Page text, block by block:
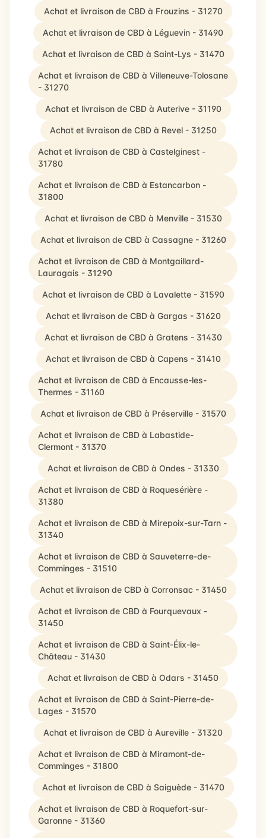
Achat et livraison de CBD à Frouzins - 31270
Achat et livraison de CBD à Léguevin - 31490
Achat et livraison de CBD à Saint-Lys - 31470
Achat et livraison de CBD à Villeneuve-Tolosane
- 31270
Achat et livraison de CBD à Auterive - 31190
Achat et livraison de CBD à Revel - 31250
Achat et livraison de CBD à Castelginest -
31780
Achat et livraison de CBD à Estancarbon -
31800
Achat et livraison de CBD à Menville - 31530
Achat et livraison de CBD à Cassagne - 31260
Achat et livraison de CBD à Montgaillard-
Lauragais - 31290
Achat et livraison de CBD à Lavalette - 31590
Achat et livraison de CBD à Gargas - 31620
Achat et livraison de CBD à Gratens - 31430
Achat et livraison de CBD à Capens - 31410
Achat et livraison de CBD à Encausse-les-
Thermes - 31160
Achat et livraison de CBD à Préserville - 31570
Achat et livraison de CBD à Labastide-
Clermont - 31370
Achat et livraison de CBD à Ondes - 31330
Achat et livraison de CBD à Roquesérière -
31380
Achat et livraison de CBD à Mirepoix-sur-Tarn -
31340
Achat et livraison de CBD à Sauveterre-de-
Comminges - 31510
Achat et livraison de CBD à Corronsac - 31450
Achat et livraison de CBD à Fourquevaux -
31450
Achat et livraison de CBD à Saint-Élix-le-
Château - 31430
Achat et livraison de CBD à Odars - 31450
Achat et livraison de CBD à Saint-Pierre-de-
Lages - 31570
Achat et livraison de CBD à Aureville - 31320
Achat et livraison de CBD à Miramont-de-
Comminges - 31800
Achat et livraison de CBD à Saiguède - 31470
Achat et livraison de CBD à Roquefort-sur-
Garonne - 31360